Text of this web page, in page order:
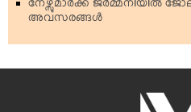
നേഴ്സുമാര്‍ക്ക് ജര്‍മ്മനിയില്‍
അവസരങ്ങള്‍